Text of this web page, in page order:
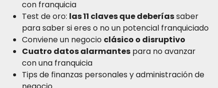
con franquicia
Test de oro: las 11 claves que deberíassaber
para saber si eres o no un potencial franquiciado
Conviene un negocio clásico o disruptivo
Cuatro datos alarmantes para no avanzar
con una franquicia
Tips de finanzas personales y administración de